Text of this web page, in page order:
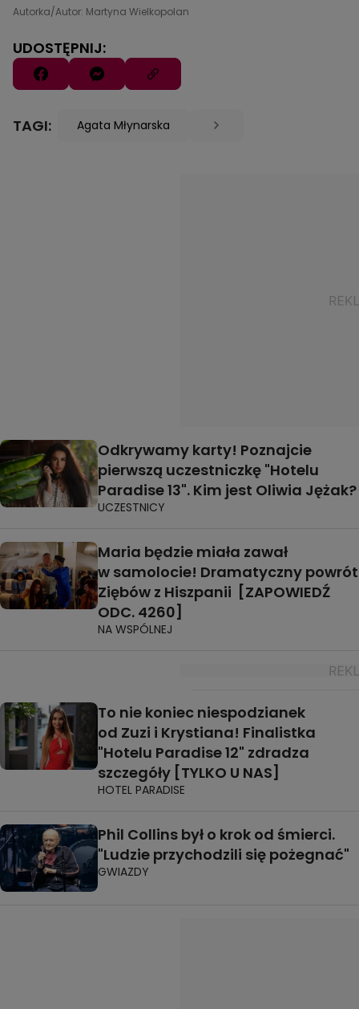
Autorka/Autor: Martyna Wielkopolan
UDOSTĘPNIJ:
TAGI: Agata Młynarska
Odkrywamy karty! Poznajcie
pierwszą uczestniczkę "Hotelu
Paradise 13". Kim jest Oliwia Jężak?
UCZESTNICY
Maria będzie miała zawał
w samolocie! Dramatyczny powrót
Ziębów z Hiszpanii [ZAPOWIEDŹ
ODC. 4260]
NA WSPÓLNEJ
To nie koniec niespodzianek
od Zuzi i Krystiana! Finalistka
"Hotelu Paradise 12" zdradza
szczegóły [TYLKO U NAS]
HOTEL PARADISE
Phil Collins był o krok od śmierci.
"Ludzie przychodzili się pożegnać"
GWIAZDY